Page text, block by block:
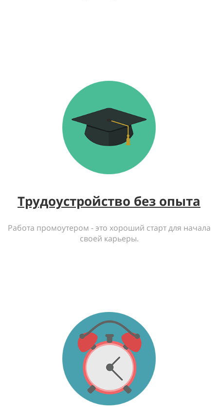
Трудоустройство без опыта
Работа промоутером - это хороший старт для начала
своей карьеры.